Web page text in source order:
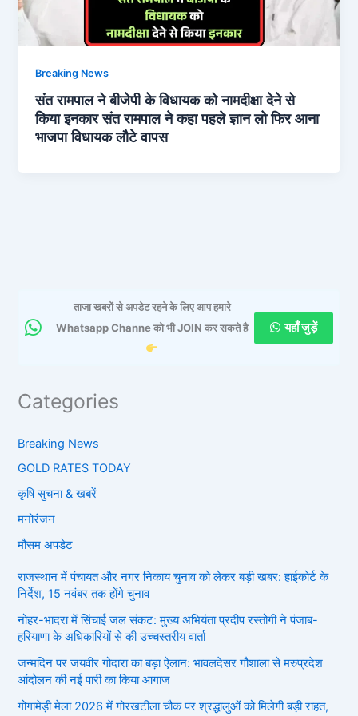
Breaking News
संत रामपाल ने बीजेपी के विधायक को नामदीक्षा देने से
किया इनकार संत रामपाल ने कहा पहले ज्ञान लो फिर आना
भाजपा विधायक लौटे वापस
ताजा खबरों से अपडेट रहने के लिए आप हमारे
Whatsapp Channe को भी JOIN कर सकते है
यहाँ जुड़ें
Categories
Breaking News
GOLD RATES TODAY
कृषि सुचना & खबरें
मनोरंजन
मौसम अपडेट
राजस्थान में पंचायत और नगर निकाय चुनाव को लेकर बड़ी खबर: हाईकोर्ट के
निर्देश, 15 नवंबर तक होंगे चुनाव
नोहर-भादरा में सिंचाई जल संकट: मुख्य अभियंता प्रदीप रस्तोगी ने पंजाब-
हरियाणा के अधिकारियों से की उच्चस्तरीय वार्ता
जन्मदिन पर जयवीर गोदारा का बड़ा ऐलान: भावलदेसर गौशाला से मरुप्रदेश
आंदोलन की नई पारी का किया आगाज
गोगामेड़ी मेला 2026 में गोरखटीला चौक पर श्रद्धालुओं को मिलेगी बड़ी राहत,